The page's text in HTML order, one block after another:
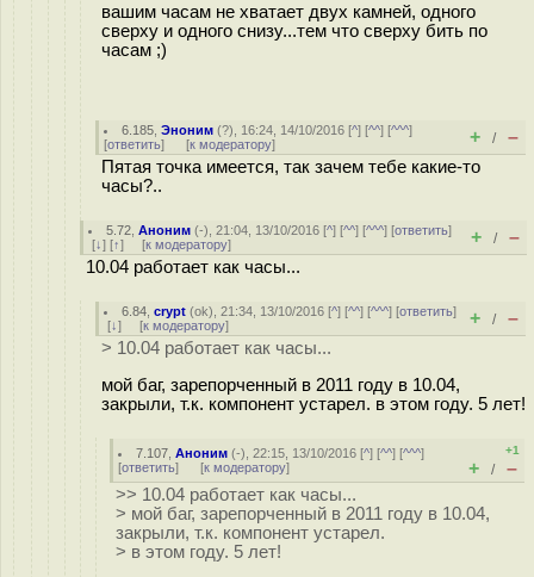
вашим часам не хватает двух камней, одного
сверху и одного снизу...тем что сверху бить по
часам ;)
6.185 ,Эноним (?), 16:24, 14/10/2016 [^] [^^] [^^^]
[ответить] [к модератору] + / –
Пятая точка имеется, так зачем тебе какие-то
часы?..
5.72 ,Аноним (-), 21:04, 13/10/2016 [^] [^^] [^^^] [ответить]
[↓] [↑] [к модератору] + / –
10.04 работает как часы...
6.84 ,crypt (ok), 21:34, 13/10/2016 [^] [^^] [^^^] [ответить]
[↓] [к модератору] + / –
> 10.04 работает как часы...
мой баг, зарепорченный в 2011 году в 10.04,
закрыли, т.к. компонент устарел. в этом году. 5 лет!
7.107 ,Аноним (-), 22:15, 13/10/2016 [^] [^^] [^^^]
[ответить] [к модератору]
+1
+ / –
>> 10.04 работает как часы...
> мой баг, зарепорченный в 2011 году в 10.04,
закрыли, т.к. компонент устарел.
> в этом году. 5 лет!